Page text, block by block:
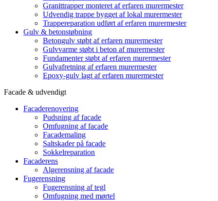
Granittrapper monteret af erfaren murermester
Udvendig trappe bygget af lokal murermester
Trappereparation udført af erfaren murermester
Gulv & betonstøbning
Betongulv støbt af erfaren murermester
Gulvvarme støbt i beton af murermester
Fundamenter støbt af erfaren murermester
Gulvafretning af erfaren murermester
Epoxy-gulv lagt af erfaren murermester
Facade & udvendigt
Facaderenovering
Pudsning af facade
Omfugning af facade
Facademaling
Saltskader på facade
Sokkelreparation
Facaderens
Algerensning af facade
Fugerensning
Fugerensning af tegl
Omfugning med mørtel